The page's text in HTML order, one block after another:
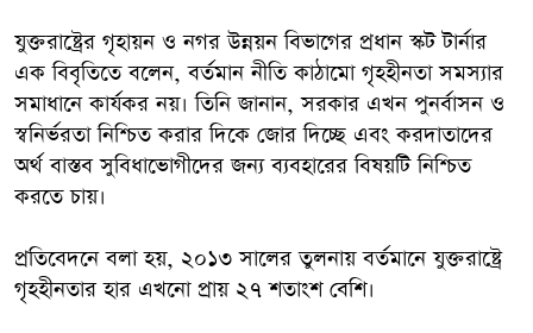
যুক্তরাষ্ট্রের গৃহায়ন ও নগর উন্নয়ন বিভাগের প্রধান স্কট টার্নার
এক বিবৃতিতে বলেন, বর্তমান নীতি কাঠামো গৃহহীনতা সমস্যার
সমাধানে কার্যকর নয়। তিনি জানান, সরকার এখন পুনর্বাসন ও
স্বনির্ভরতা নিশ্চিত করার দিকে জোর দিচ্ছে এবং করদাতাদের
অর্থ বাস্তব সুবিধাভোগীদের জন্য ব্যবহারের বিষয়টি নিশ্চিত
করতে চায়।
প্রতিবেদনে বলা হয়, ২০১৩ সালের তুলনায় বর্তমানে যুক্তরাষ্ট্রে
গৃহহীনতার হার এখনো প্রায় ২৭ শতাংশ বেশি।